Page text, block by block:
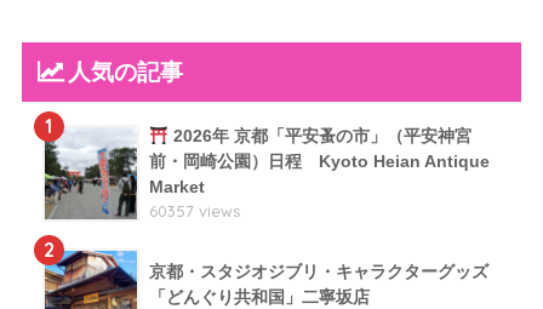
人気の記事
1
2026年 京都「平安蚤の市」（平安神宮
前・岡崎公園）日程 Kyoto Heian Antique
Market
60357 views
2
京都・スタジオジブリ・キャラクターグッズ
「どんぐり共和国」二寧坂店